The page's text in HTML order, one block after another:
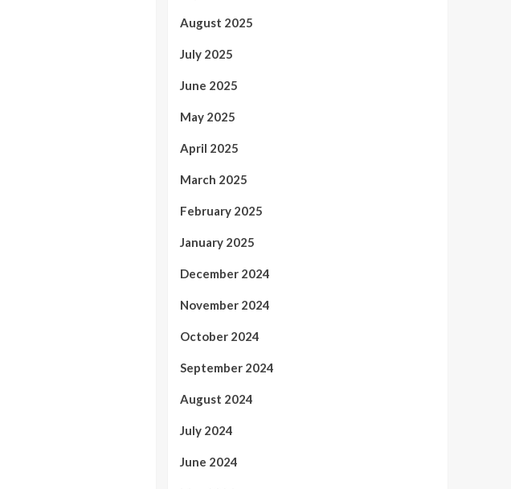
August 2025
July 2025
June 2025
May 2025
April 2025
March 2025
February 2025
January 2025
December 2024
November 2024
October 2024
September 2024
August 2024
July 2024
June 2024